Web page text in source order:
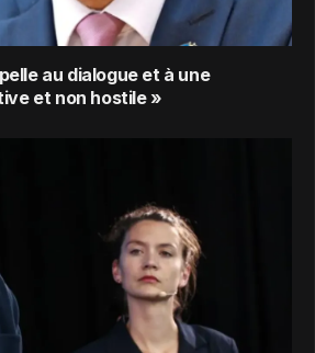
au dialogue et à une
et non hostile »